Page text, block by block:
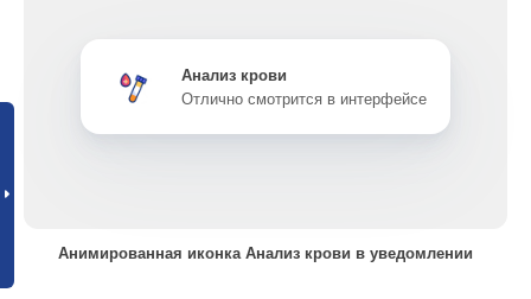
Анализ крови
Отлично смотрится в интерфейсе
Анимированная иконка Анализ крови в уведомлении